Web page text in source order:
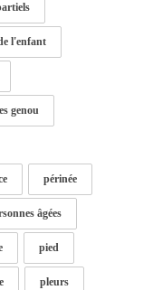
l'enfant
genou
périnée
âgées
pied
pleurs